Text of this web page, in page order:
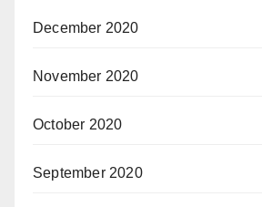
December 2020
November 2020
October 2020
September 2020